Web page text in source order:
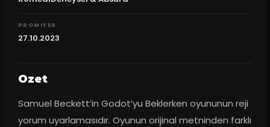
PROMIYER
27.10.2023
Ozet
Samuel Beckett’in Godot’yu Beklerken oyununun reji
yorum uyarlamasıdır. Oyunun orijinal metninden farklı